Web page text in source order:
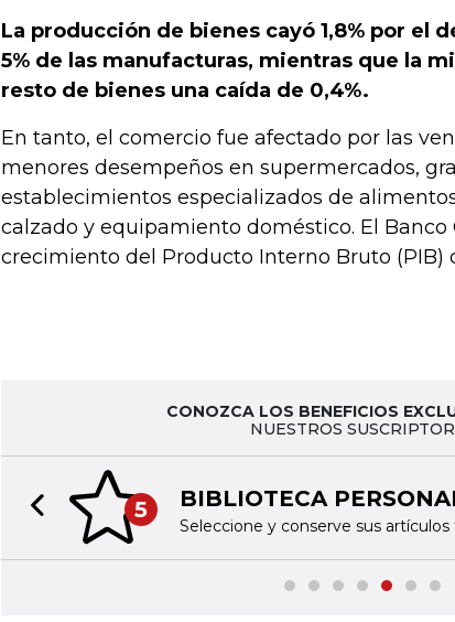
La producción de bienes cayó 1,8% por el
5% de las manufacturas, mientras que la
resto de bienes una caída de 0,4%.
En tanto, el comercio fue afectado por las
menores desempeños en supermercados,
establecimientos especializados de
calzado y equipamiento doméstico. El
crecimiento del Producto Interno Bruto (PIB)
CONOZCA LOS BENEFICIOS
NUESTROS
5 BIBLIOTECA
Seleccione y conserve sus artículos
Previous slide